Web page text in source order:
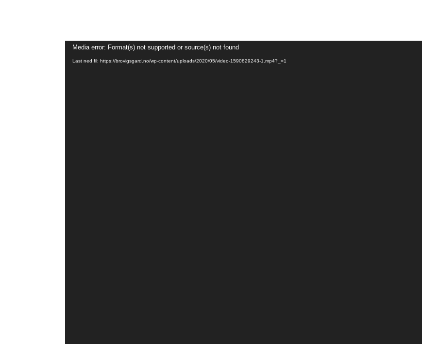
Videoavspiller
Media error: Format(s) not supported or source(s) not found
Last ned fil: https://brovigsgard.no/wp-content/uploads/2020/05/video-1590829243-1.mp4?_=1